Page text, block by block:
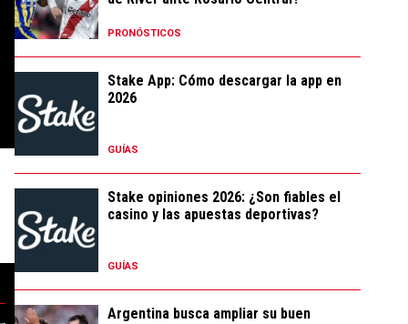
PRONÓSTICOS
Stake App: Cómo descargar la app en
2026
GUÍAS
Stake opiniones 2026: ¿Son fiables el
casino y las apuestas deportivas?
GUÍAS
Argentina busca ampliar su buen